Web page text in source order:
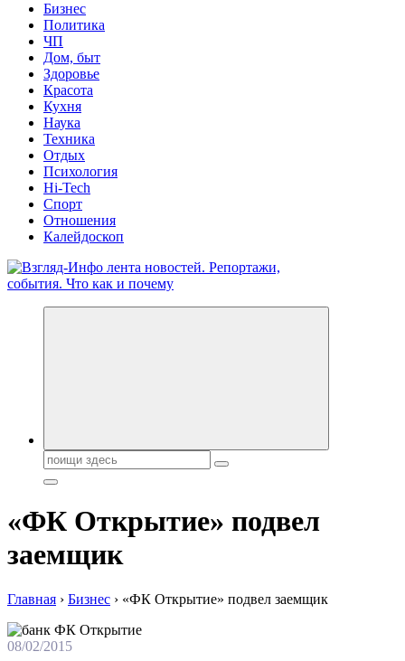
Бизнес
Политика
ЧП
Дом, быт
Здоровье
Красота
Кухня
Наука
Техника
Отдых
Психология
Hi-Tech
Спорт
Отношения
Калейдоскоп
Обо всем и обо всех, что зачем и почему. Новости политики,
Поиск:
«ФК Открытие» подвел
заемщик
Главная › Бизнес › «ФК Открытие» подвел заемщик
08/02/2015